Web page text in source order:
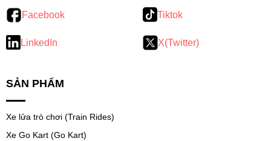
Facebook Tiktok
LinkedIn X(Twitter)
SẢN PHẨM
Xe lửa trò chơi (Train Rides)
Xe Go Kart (Go Kart)